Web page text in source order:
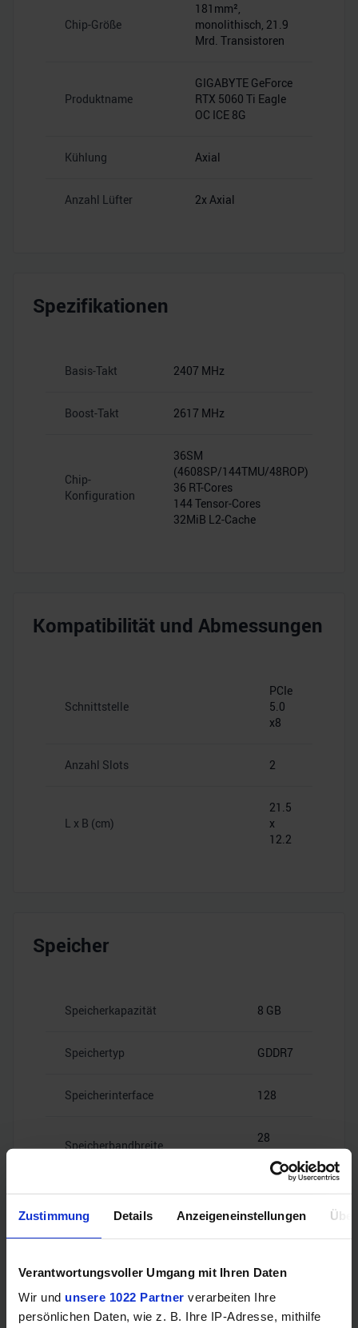
Zustimmung Details Anzeigeneinstellungen
Verantwortungsvoller Umgang mit Ihren Daten
Wir und unsere 1022 Partner verarbeiten Ihre
persönlichen Daten, wie z. B. Ihre IP-Adresse, mithilfe
Chip-Größe
181mm²,
monolithisch, 21.9
Mrd. Transistoren
Produktname
GIGABYTE GeForce
RTX 5060 Ti Eagle
OC ICE 8G
Kühlung Axial
Anzahl Lüfter 2x Axial
Spezifikationen
Basis-Takt 2407 MHz
Boost-Takt 2617 MHz
Chip-
Konfiguration
36SM
(4608SP/144TMU/48ROP)
36 RT-Cores
144 Tensor-Cores
32MiB L2-Cache
Kompatibilität und Abmessungen
Schnittstelle
PCIe
5.0
x8
Anzahl Slots 2
L x B (cm)
21.5
x
12.2
Speicher
Speicherkapazität 8 GB
Speichertyp GDDR7
Speicherinterface 128
Speicherbandbreite
28
Gbps
1x HDMI